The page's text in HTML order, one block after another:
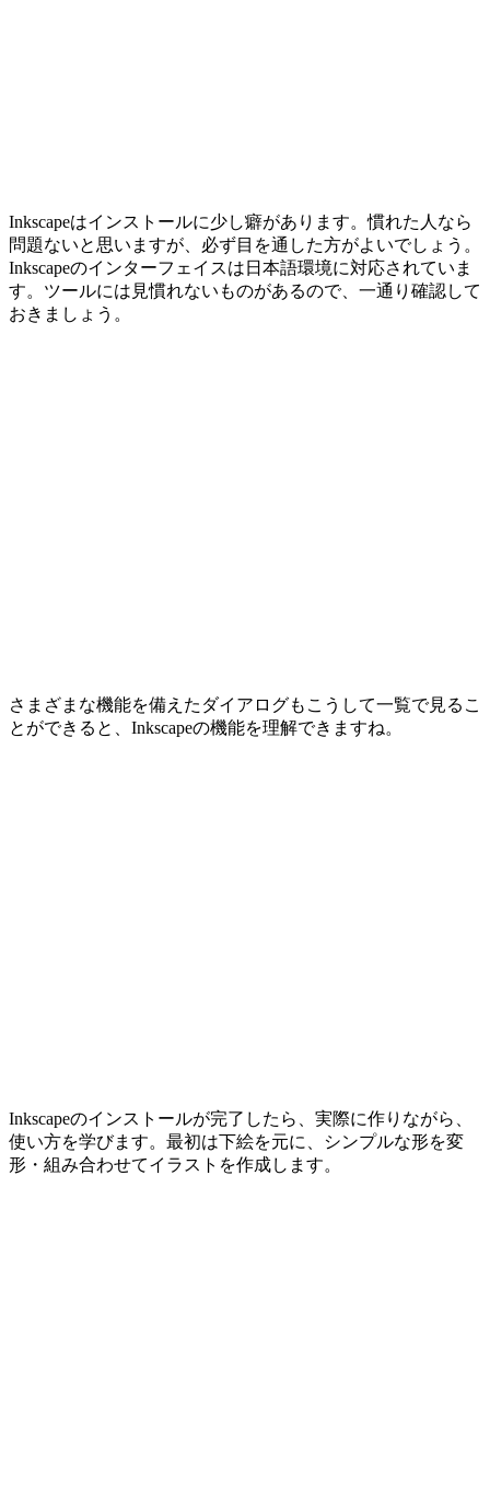
Inkscapeはインストールに少し癖があります。慣れた人なら
問題ないと思いますが、必ず目を通した方がよいでしょう。
Inkscapeのインターフェイスは日本語環境に対応されていま
す。ツールには見慣れないものがあるので、一通り確認して
おきましょう。
さまざまな機能を備えたダイアログもこうして一覧で見るこ
とができると、Inkscapeの機能を理解できますね。
Inkscapeのインストールが完了したら、実際に作りながら、
使い方を学びます。最初は下絵を元に、シンプルな形を変
形・組み合わせてイラストを作成します。